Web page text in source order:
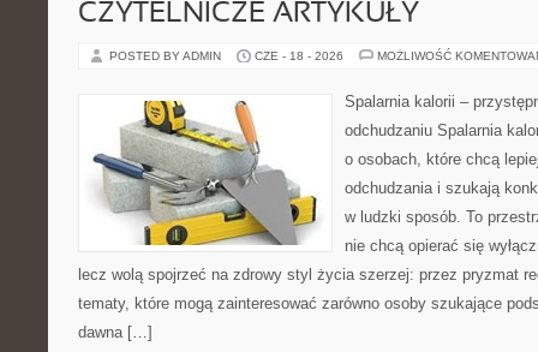
CZYTELNICZE ARTYKUŁY
POSTED BY ADMIN CZE - 18 - 2026 MOŻLIWOŚĆ
Spalarnia kalorii –
odchudzaniu Spalarnia
o osobach, które chcą
odchudzania i szukają
w ludzki sposób. To
nie chcą opierać się
lecz wolą spojrzeć na zdrowy styl życia szerzej: przez pryzmat
tematy, które mogą zainteresować zarówno osoby szukające
dawna […]